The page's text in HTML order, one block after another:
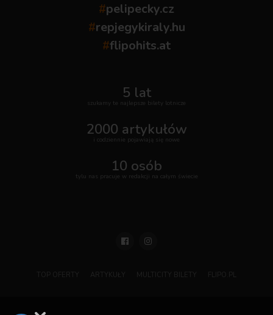
#pelipecky.cz
#repjegykiraly.hu
#flipohits.at
5 lat
szukamy te najlepsze bilety lotnicze
2000 artykułów
i codziennie pojawiają się nowe
10 osób
tylu nas pracuje w redakcji na całym świecie